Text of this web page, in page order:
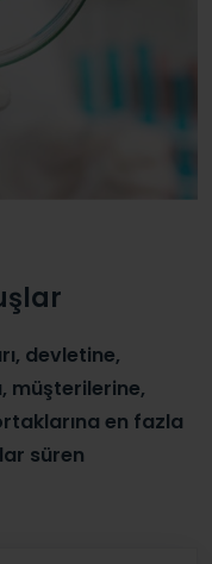
devletine,
müşterilerine,
en fazla
süren